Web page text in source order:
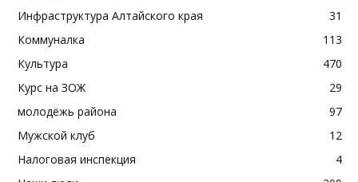
Инфраструктура Алтайского края
31
Коммуналка
113
Культура
470
Курс на ЗОЖ
29
молодёжь района
97
Мужской клуб
12
Налоговая инспекция
4